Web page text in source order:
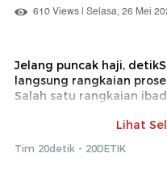
610 Views | Selasa, 26 Mei
Jelang puncak haji,
langsung rangkaian
Salah satu rangkaian
wajib dilaksanakan.
Prosesi ini dilakukan
Lihat
Tim 20detik - 20DETIK